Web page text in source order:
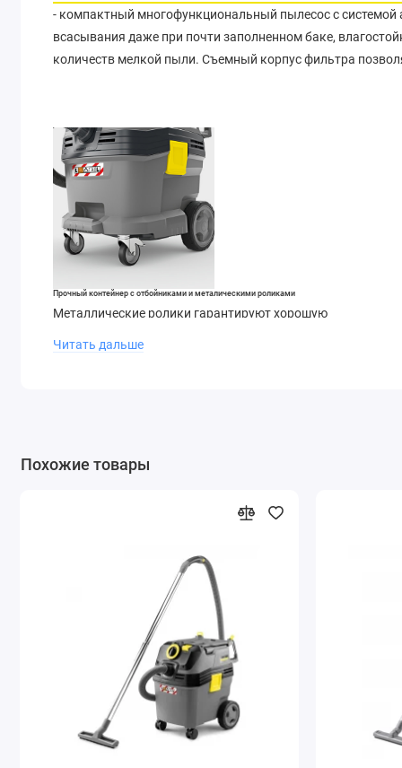
- компактный многофункциональный пылесос с системой
всасывания даже при почти заполненном баке,
количеств мелкой пыли. Съемный корпус фильтра
Прочный контейнер с отбойниками и металическими роликами
Металлические ролики гарантируют хорошую
На сегодняшний день Karcher NT 30/1 Tact Te L -
оснащена штепсельной розеткой с автоматикой
специальное поворотное кольцо на корпусе для
Грязь и жидкости могут быть эффективно собраны в
обеспечивающими хорошую маневренность и
выбираются одним переключателем. Пылесос имеет
Karcher NT 30/1 Tact Te L
поставляется с обновленными аксессуарами, которые
Читать дальше
Похожие товары